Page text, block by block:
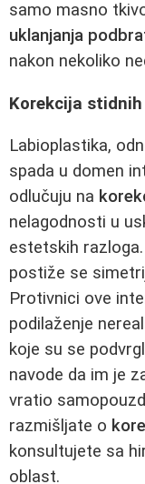
samo masno
uklanjanja
nakon nekoliko
Korekcija
Labioplastika,
spada u domen
odlučuju na
nelagodnosti u
estetskih razloga.
postiže se
Protivnici ove
podilaženje
koje su se
navode da im je
vratio
razmišljate o
konsultujete sa
oblast.